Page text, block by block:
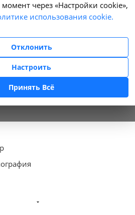
через «Настройки cookie»,
использования cookie.
Отклонить
Настроить
Принять Всё